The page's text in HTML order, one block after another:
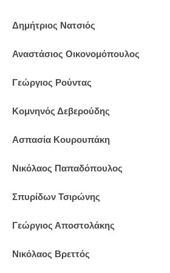
Δημήτριος Νατσιός
Αναστάσιος Οικονομόπουλος
Γεώργιος Ρούντας
Κομνηνός Δεβερούδης
Ασπασία Κουρουπάκη
Νικόλαος Παπαδόπουλος
Σπυρίδων Τσιρώνης
Γεώργιος Αποστολάκης
Νικόλαος Βρεττός